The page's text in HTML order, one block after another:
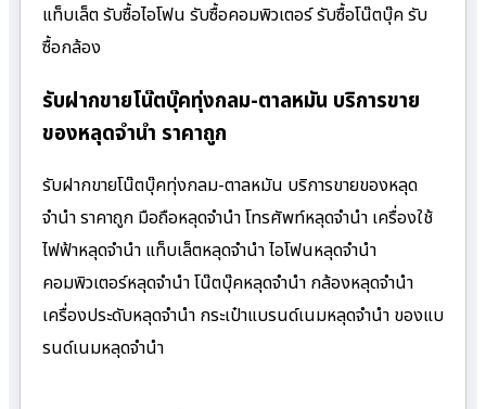
แท็บเล็ต รับซื้อไอโฟน รับซื้อคอมพิวเตอร์ รับซื้อโน๊ตบุ๊ค รับ
ซื้อกล้อง
รับฝากขายโน๊ตบุ๊คทุ่งกลม-ตาลหมัน บริการขาย
ของหลุดจำนำ ราคาถูก
รับฝากขายโน๊ตบุ๊คทุ่งกลม-ตาลหมัน บริการขายของหลุด
จำนำ ราคาถูก มือถือหลุดจำนำ โทรศัพท์หลุดจำนำ เครื่องใช้
ไฟฟ้าหลุดจำนำ แท็บเล็ตหลุดจำนำ ไอโฟนหลุดจำนำ
คอมพิวเตอร์หลุดจำนำ โน๊ตบุ๊คหลุดจำนำ กล้องหลุดจำนำ
เครื่องประดับหลุดจำนำ กระเป๋าแบรนด์เนมหลุดจำนำ ของแบ
รนด์เนมหลุดจำนำ